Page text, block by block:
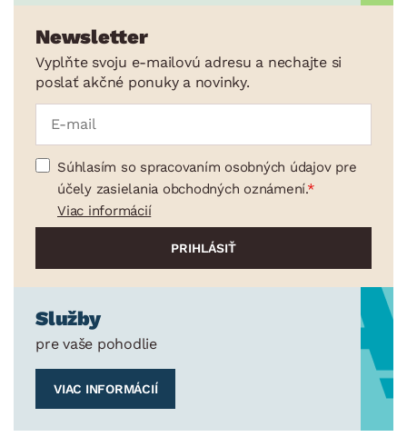
Newsletter
Vyplňte svoju e-mailovú adresu a nechajte si
poslať akčné ponuky a novinky.
Súhlasím so spracovaním osobných údajov pre
účely zasielania obchodných oznámení.
Viac informácií
Služby
pre vaše pohodlie
VIAC INFORMÁCIÍ